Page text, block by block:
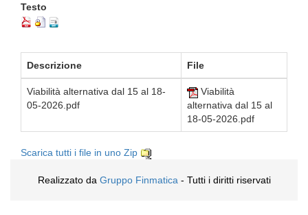
Testo
Descrizione File
Viabilità alternativa dal 15 al 18-
05-2026.pdf
Viabilità
alternativa dal 15 al
18-05-2026.pdf
Scarica tutti i file in uno Zip
Realizzato da Gruppo Finmatica- Tutti i diritti riservati